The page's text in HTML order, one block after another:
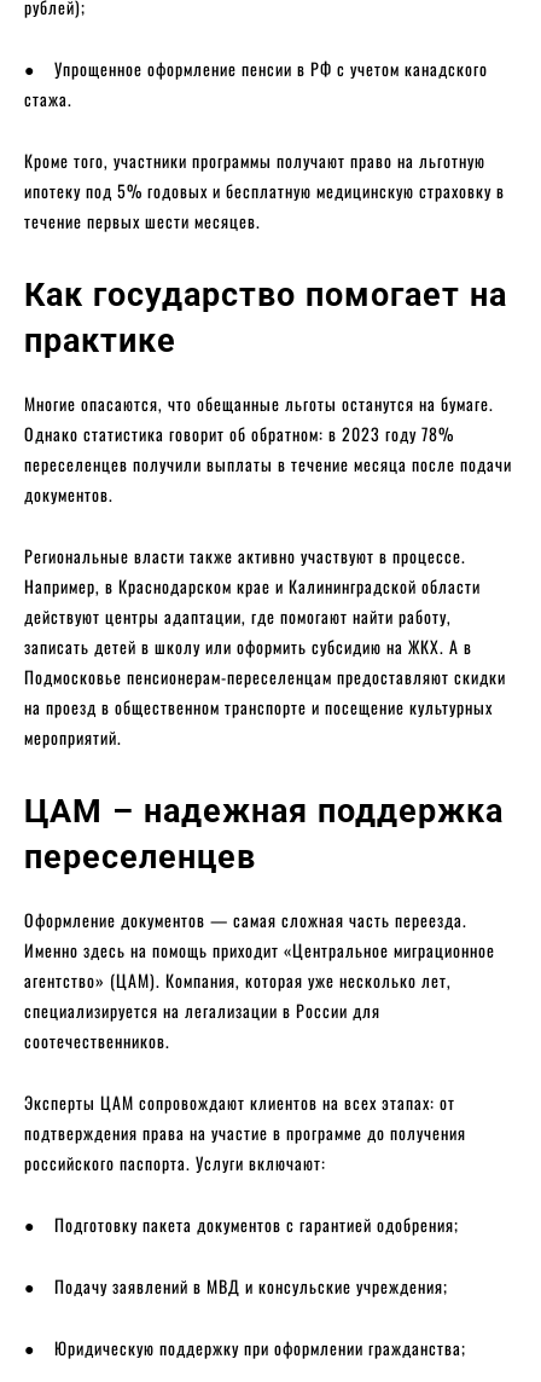
рублей);
● Упрощенное оформление пенсии в РФ с учетом канадского
стажа.
Кроме того, участники программы получают право на льготную
ипотеку под 5% годовых и бесплатную медицинскую страховку в
течение первых шести месяцев.
Как государство помогает на
практике
Многие опасаются, что обещанные льготы останутся на бумаге.
Однако статистика говорит об обратном: в 2023 году 78%
переселенцев получили выплаты в течение месяца после подачи
документов.
Региональные власти также активно участвуют в процессе.
Например, в Краснодарском крае и Калининградской области
действуют центры адаптации, где помогают найти работу,
записать детей в школу или оформить субсидию на ЖКХ. А в
Подмосковье пенсионерам-переселенцам предоставляют скидки
на проезд в общественном транспорте и посещение культурных
мероприятий.
ЦАМ – надежная поддержка
переселенцев
Оформление документов — самая сложная часть переезда.
Именно здесь на помощь приходит «Центральное миграционное
агентство» (ЦАМ). Компания, которая уже несколько лет,
специализируется на легализации в России для
соотечественников.
Эксперты ЦАМ сопровождают клиентов на всех этапах: от
подтверждения права на участие в программе до получения
российского паспорта. Услуги включают:
● Подготовку пакета документов с гарантией одобрения;
● Подачу заявлений в МВД и консульские учреждения;
● Юридическую поддержку при оформлении гражданства;